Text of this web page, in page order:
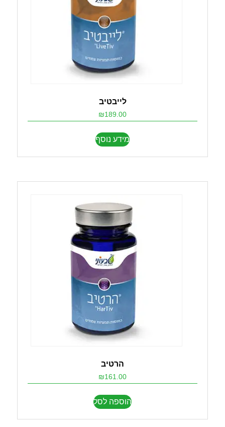
לייבטיב
₪189.00
מידע נוסף
הרטיב
₪161.00
הוספה לסל